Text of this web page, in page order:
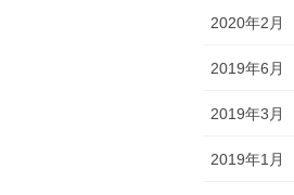
2020年2月
2019年6月
2019年3月
2019年1月